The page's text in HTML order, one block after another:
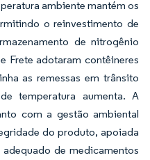
ambiente mantém os
o reinvestimento de
de nitrogênio
Frete adotaram contêineres
as remessas em trânsito
temperatura aumenta. A
com a gestão ambiental
do produto, apoiada
de medicamentos